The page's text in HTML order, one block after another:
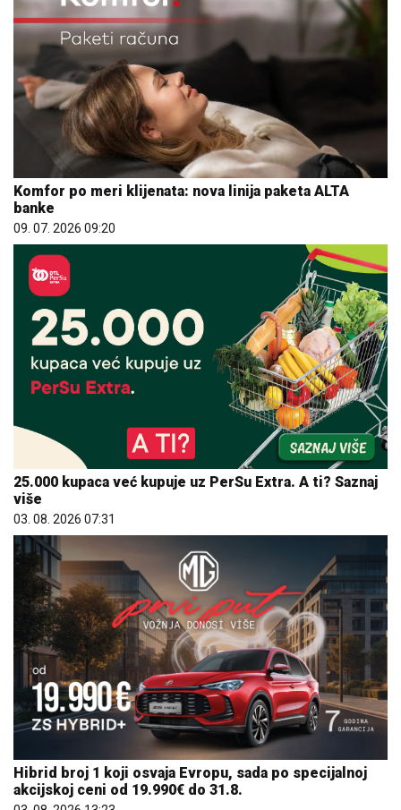
Komfor po meri klijenata: nova linija paketa ALTA
banke
09. 07. 2026 09:20
25.000 kupaca već kupuje uz PerSu Extra. A ti? Saznaj
više
03. 08. 2026 07:31
Hibrid broj 1 koji osvaja Evropu, sada po specijalnoj
akcijskoj ceni od 19.990€ do 31.8.